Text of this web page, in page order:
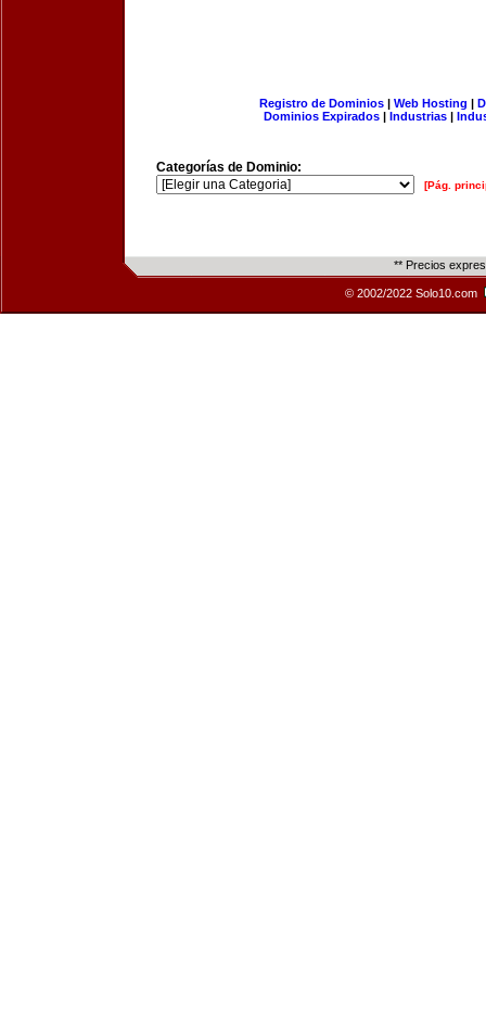
Registro de Dominios| Web Hosting |
Dominios Expirados | Industrias |
Categorías de Dominio:
[Pág.
** Precios
© 2002/2022 Solo10.com